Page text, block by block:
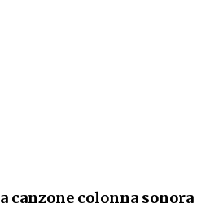
canzone colonna sonora